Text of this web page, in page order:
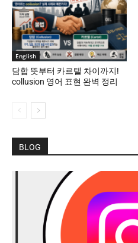
English
담합 뜻부터 카르텔 차이까지!
collusion 영어 표현 완벽 정리
BLOG